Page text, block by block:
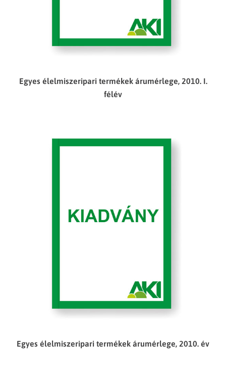
Egyes élelmiszeripari termékek árumérlege, 2010. I.
félév
Egyes élelmiszeripari termékek árumérlege, 2010. év